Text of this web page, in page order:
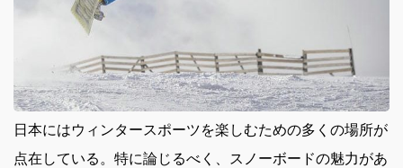
日本にはウィンタースポーツを楽しむための多くの場所が
点在している。 特に論じるべく、スノーボードの魅力があ